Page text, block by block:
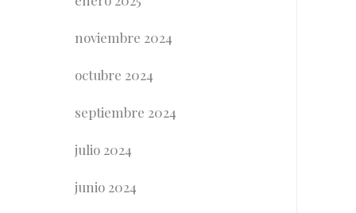
noviembre 2024
octubre 2024
septiembre 2024
julio 2024
junio 2024